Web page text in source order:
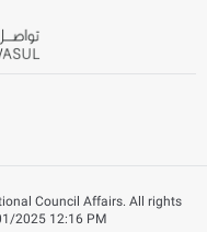
Council Affairs. All rights
2025 12:16 PM